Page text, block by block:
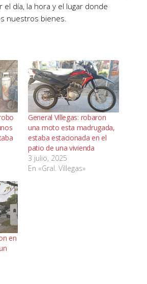
día, la hora y el lugar donde
nuestros bienes.
General Villegas: robaron
una moto esta madrugada,
estaba estacionada en el
patio de una vivienda
3 julio, 2025
En «Gral. Villegas»
en